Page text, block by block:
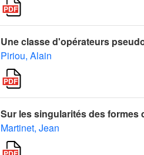
Une classe d'opérateurs
Piriou, Alain
Sur les singularités des formes
Martinet, Jean